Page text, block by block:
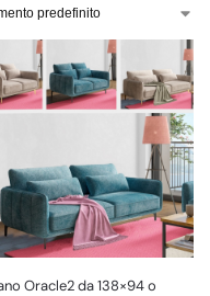
Oracle2 da 138×94 o